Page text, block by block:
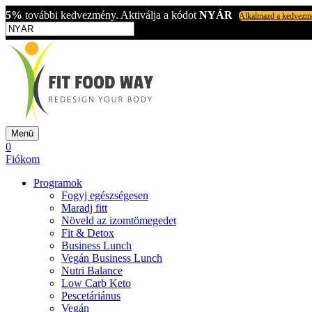
5% további kedvezmény. Aktiválja a kódot NYÁR Alkalmazd a
Menü
0
Fiókom
Programok
Fogyj egészségesen
Maradj fitt
Növeld az izomtömegedet
Fit & Detox
Business Lunch
Vegán Business Lunch
Nutri Balance
Low Carb Keto
Pescetáriánus
Vegán